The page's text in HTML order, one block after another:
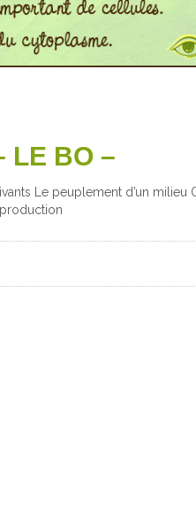
LE BO –
Le peuplement d’un milieu